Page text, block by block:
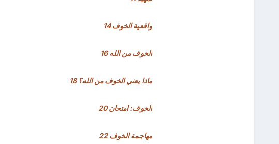
واقعية الخوف 14
الخوف من الله 16
ماذا يعني الخوف من الله؟ 18
الخوف: امتحان 20
مهاجمة الخوف 22